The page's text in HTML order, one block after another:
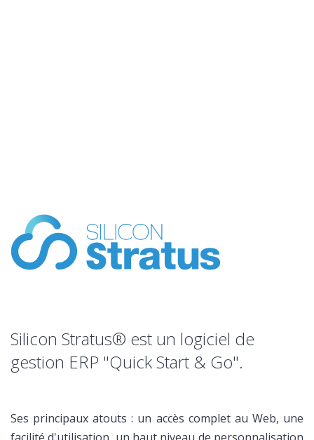
Silicon Stratus® est un logiciel de
gestion ERP "Quick Start & Go".
Ses principaux atouts : un accès complet au Web, une